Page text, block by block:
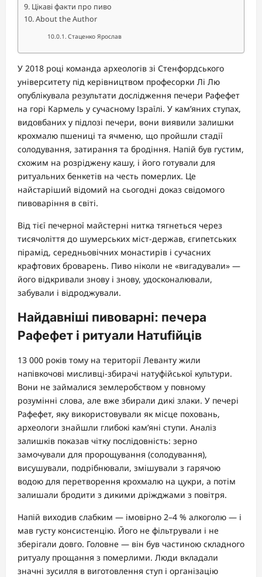
Цікаві факти про пиво
About the Author
Стаценко Ярослав
У 2018 році команда археологів зі Стенфордського
університету під керівництвом професорки Лі Лю
опублікувала результати дослідження печери Рафефет
на горі Кармель у сучасному Ізраїлі. У кам’яних ступах,
видовбаних у підлозі печери, вони виявили залишки
крохмалю пшениці та ячменю, що пройшли стадії
солодування, затирання та бродіння. Напій був густим,
схожим на розріджену кашу, і його готували для
ритуальних бенкетів на честь померлих. Це
найстаріший відомий на сьогодні доказ свідомого
пивоваріння в світі.
Від тієї печерної майстерні нитка тягнеться через
тисячоліття до шумерських міст-держав, єгипетських
пірамід, середньовічних монастирів і сучасних
крафтових броварень. Пиво ніколи не «вигадували» —
його відкривали знову і знову, удосконалювали,
забували і відроджували.
Найдавніші пивоварні: печера
Рафефет і ритуали Натufійців
13 000 років тому на території Леванту жили
напівкочові мисливці-збирачі натуфійської культури.
Вони не займалися землеробством у повному
розумінні слова, але вже збирали дикі злаки. У печері
Рафефет, яку використовували як місце поховань,
археологи знайшли глибокі кам’яні ступи. Аналіз
залишків показав чітку послідовність: зерно
замочували для пророщування (солодування),
висушували, подрібнювали, змішували з гарячою
водою для перетворення крохмалю на цукри, а потім
залишали бродити з дикими дріжджами з повітря.
Напій виходив слабким — імовірно 2–4 % алкоголю — і
мав густу консистенцію. Його не фільтрували і не
зберігали довго. Головне — він був частиною складного
ритуалу прощання з померлими. Люди вкладали
значні зусилля в виготовлення ступ і організацію